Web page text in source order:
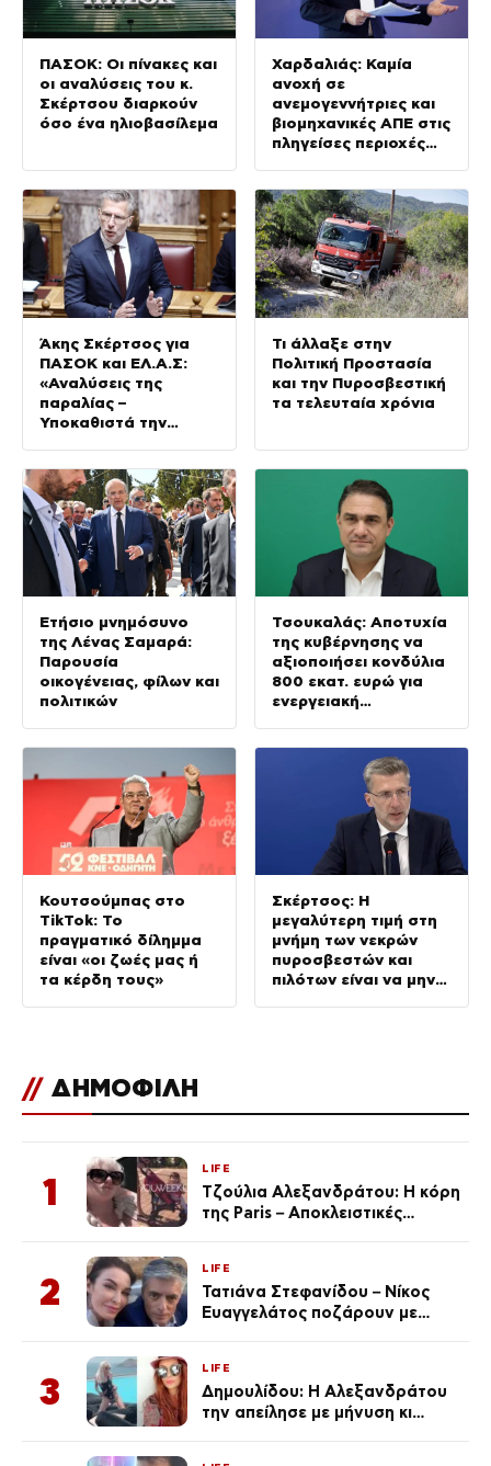
ΠΑΣΟΚ: Οι πίνακες και
οι αναλύσεις του κ.
Σκέρτσου διαρκούν
όσο ένα ηλιοβασίλεμα
Χαρδαλιάς: Καμία
ανοχή σε
ανεμογεννήτριες και
βιομηχανικές ΑΠΕ στις
πληγείσες περιοχές
Άκης Σκέρτσος για
ΠΑΣΟΚ και ΕΛ.Α.Σ:
«Αναλύσεις της
παραλίας –
Υποκαθιστά την
προπαγάνδα»
Τι άλλαξε στην
Πολιτική Προστασία
και την Πυροσβεστική
τα τελευταία χρόνια
Ετήσιο μνημόσυνο
της Λένας Σαμαρά:
Παρουσία
οικογένειας, φίλων και
πολιτικών
Τσουκαλάς: Αποτυχία
της κυβέρνησης να
αξιοποιήσει κονδύλια
800 εκατ. ευρώ για
ενεργειακή
Κουτσούμπας στο
TikTok: Το
πραγματικό δίλημμα
είναι «οι ζωές μας ή
τα κέρδη τους»
Σκέρτσος: Η
μεγαλύτερη τιμή στη
μνήμη των νεκρών
πυροσβεστών και
πιλότων είναι να μην
// ΔΗΜΟΦΙΛΗ
1
LIFE
Τζούλια Αλεξανδράτου: Η κόρη
της Paris – Αποκλειστικές
2
LIFE
Τατιάνα Στεφανίδου – Νίκος
Ευαγγελάτος ποζάρουν με
3
LIFE
Δημουλίδου: Η Αλεξανδράτου
την απείλησε με μήνυση κι